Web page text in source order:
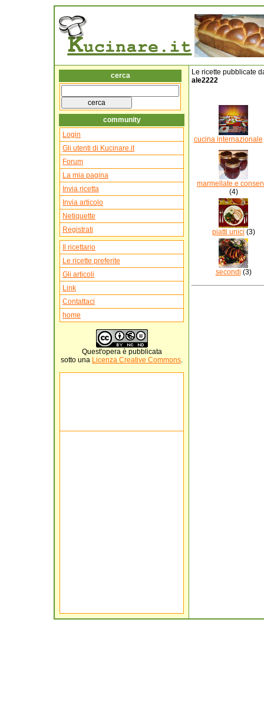
cerca
community
Login
Gli utenti di Kucinare.it
Forum
La mia pagina
Invia ricetta
Invia articolo
Netiquette
Registrati
Il ricettario
Le ricette preferite
Gli articoli
Link
Contattaci
home
Quest'operaè pubblicata
sotto una Licenza Creative Commons.
Le ricette pubblicate
ale2222
cucina internazionale
marmellate e
(4)
piatti unici (3)
secondi (3)